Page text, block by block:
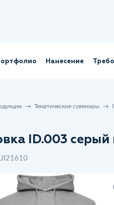
Нанесение
Тематические сувениры
ID.003